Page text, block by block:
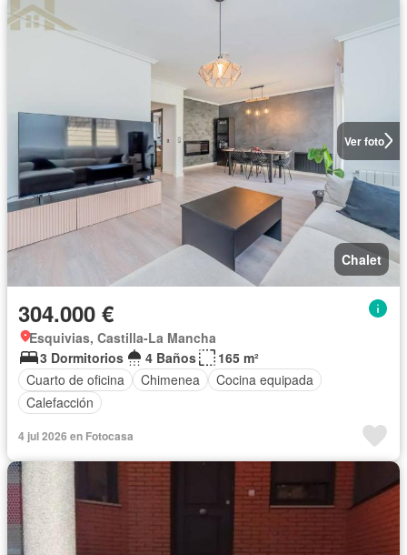
Ver foto
Chalet
304.000 €
Esquivias, Castilla-La Mancha
3 Dormitorios
4 Baños
165 m²
Cuarto de oficina
Chimenea
Cocina equipada
Calefacción
4 jul 2026 en Fotocasa